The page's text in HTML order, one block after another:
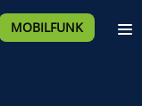
MOBILFUNK